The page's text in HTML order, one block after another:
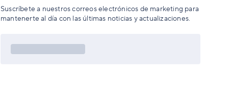
Suscríbete a nuestros correos electrónicos de marketing para
mantenerte al día con las últimas noticias y actualizaciones.